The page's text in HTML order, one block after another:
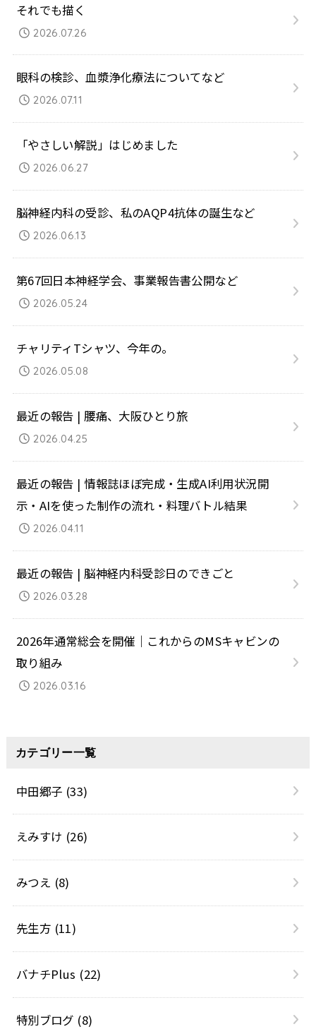
それでも描く
2026.07.26
眼科の検診、血漿浄化療法についてなど
2026.07.11
「やさしい解説」はじめました
2026.06.27
脳神経内科の受診、私のAQP4抗体の誕生など
2026.06.13
第67回日本神経学会、事業報告書公開など
2026.05.24
チャリティTシャツ、今年の。
2026.05.08
最近の報告 | 腰痛、大阪ひとり旅
2026.04.25
最近の報告 | 情報誌ほぼ完成・生成AI利用状況開
示・AIを使った制作の流れ・料理バトル結果
2026.04.11
最近の報告 | 脳神経内科受診日のできごと
2026.03.28
2026年通常総会を開催｜これからのMSキャビンの
取り組み
2026.03.16
カテゴリー一覧
中田郷子 (33)
えみすけ (26)
みつえ (8)
先生方 (11)
バナチPlus (22)
特別ブログ (8)